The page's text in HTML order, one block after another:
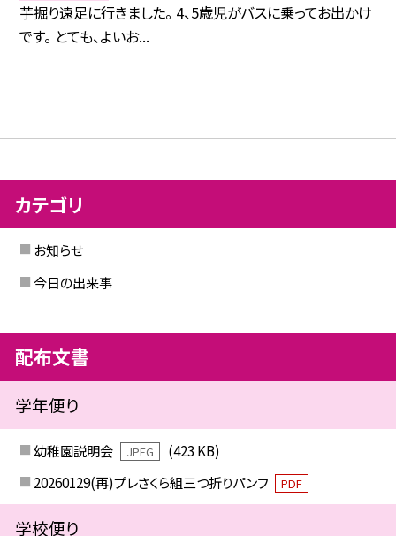
芋掘り遠足に行きました。 4、5歳児がバスに乗ってお出かけ
です。 とても、よいお...
カテゴリ
お知らせ
今日の出来事
配布文書
学年便り
幼稚園説明会 JPEG
(423 KB)
20260129(再)プレさくら組三つ折りパンフ
PDF
学校便り